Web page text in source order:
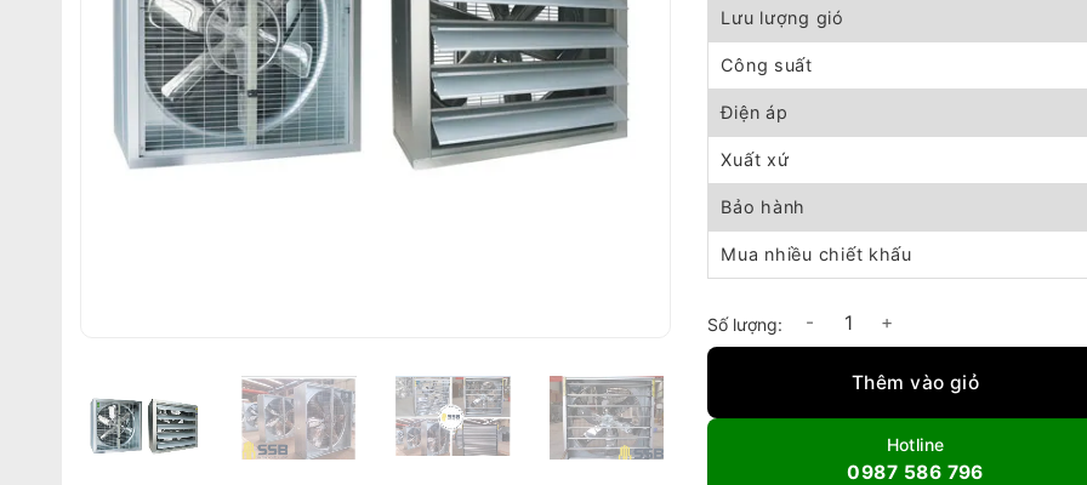
5.800.000 ₫.
Lưu lượng gió
Công suất
Điện áp
Xuất xứ
Bảo hành
Mua nhiều chiết khấu
Quạt thông gió vuông Komasu V1060S số
Thêm vào giỏ
Hotline
0987 586 796